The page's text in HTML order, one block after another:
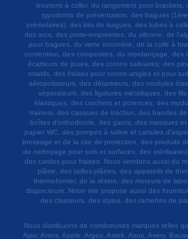
boutons à coller, du rangement pour
typodonts de présentation, des bagues
prémolaires), des kits de bagues, des tubes à
des arcs, des porte-empreintes, du silicone, de
pour bagues, du verre ionomère, de la colle à
contention, des composites, du mordançage, des
écarteurs de joues, des cotons salivaires, des
rotatifs, des fraises pour contre-angles et pour
aéropolisseurs, des détartreurs, des modules
séparateurs, des ligatures métalliques, des
élastiques, des crochets et potences, des
trainers, des casques de traction, des bandes
boîtes d'orthodontie, des gants, des masques
papier WC, des pompes à salive et canules
brossage et de la cire de protection, des produits
de nettoyage pour sols et surfaces, des
des cardes pour fraises. Nous vendons aussi du
plâtre, des tailles-plâtres, des appareils de
thermoformer, de la résine, des moteurs de
disjoncteurs. Notre site propose aussi des
des classeurs, des stylos, des ramettes de
Nous distribuons de nombreuses marques telles
Ajax, Anios, Apple, Argos, Astek, Asus, Avery,